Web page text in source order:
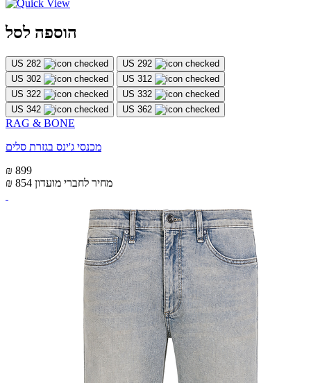
הוספה לסל
US 282
US 292
US 302
US 312
US 322
US 332
US 342
US 362
RAG & BONE
מכנסי ג'ינס בגזרת סלים
₪ 899
₪ 854 מחיר לחברי מועדון